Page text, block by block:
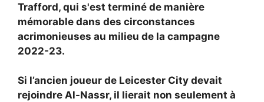
Trafford, qui s'est terminé de manière
mémorable dans des circonstances
acrimonieuses au milieu de la campagne
2022-23.
Si l’ancien joueur de Leicester City devait
rejoindre Al-Nassr, il lierait non seulement à